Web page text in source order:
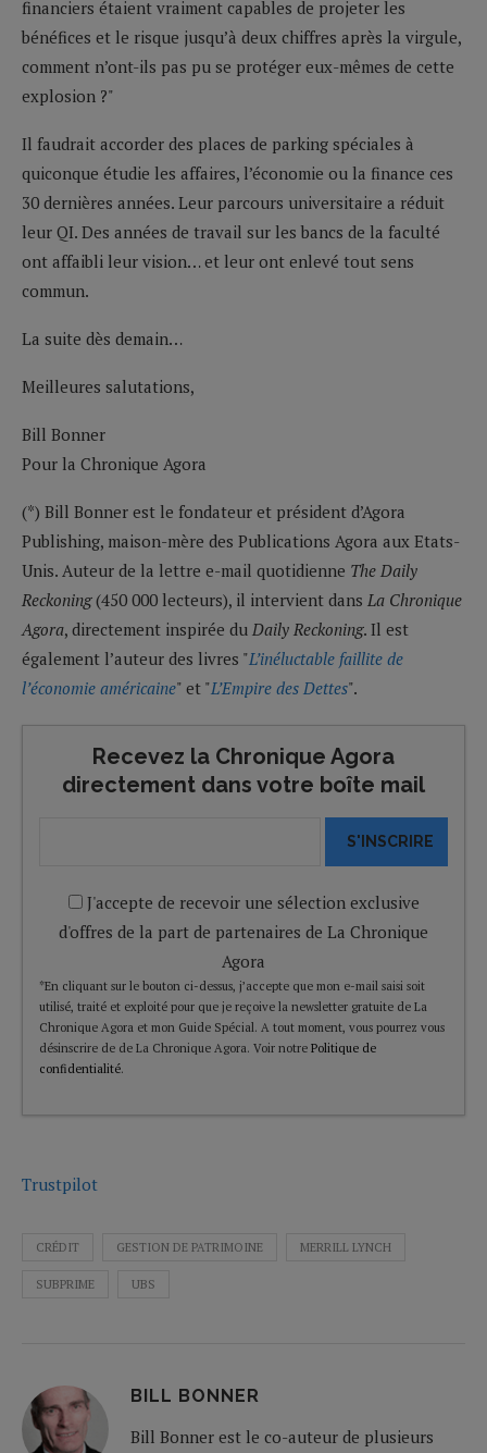
financiers étaient vraiment capables de projeter les
bénéfices et le risque jusqu’à deux chiffres après la virgule,
comment n’ont-ils pas pu se protéger eux-mêmes de cette
explosion ?"
Il faudrait accorder des places de parking spéciales à
quiconque étudie les affaires, l’économie ou la finance ces
30 dernières années. Leur parcours universitaire a réduit
leur QI. Des années de travail sur les bancs de la faculté
ont affaibli leur vision… et leur ont enlevé tout sens
commun.
La suite dès demain…
Meilleures salutations,
Bill Bonner
Pour la Chronique Agora
(*) Bill Bonner est le fondateur et président d’Agora
Publishing, maison-mère des Publications Agora aux Etats-
Unis. Auteur de la lettre e-mail quotidienne The Daily
Reckoning(450 000 lecteurs), il intervient dans La Chronique
Agora, directement inspirée du Daily Reckoning. Il est
également l’auteur des livres "L’inéluctable faillite de
l’économie américaine" et "L’Empire des Dettes".
Recevez la Chronique Agora
directement dans votre boîte mail
S'INSCRIRE
J'accepte de recevoir une sélection exclusive
d'offres de la part de partenaires de La Chronique
Agora
*En cliquant sur le bouton ci-dessus, j’accepte que mon e-mail saisi soit
utilisé, traité et exploité pour que je reçoive la newsletter gratuite de La
Chronique Agora et mon Guide Spécial. A tout moment, vous pourrez vous
désinscrire de de La Chronique Agora. Voir notre Politique de
confidentialité.
Trustpilot
CRÉDIT GESTION DE PATRIMOINE MERRILL LYNCH
SUBPRIME UBS
BILL BONNER
Bill Bonner est le co-auteur de plusieurs